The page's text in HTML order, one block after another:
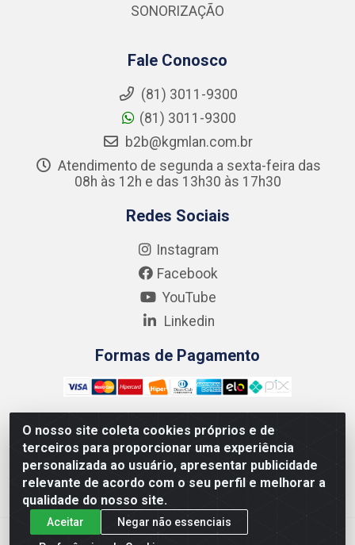
O nosso site coleta cookies próprios e de
terceiros para proporcionar uma experiência
personalizada ao usuário, apresentar publicidade
relevante de acordo com o seu perfil e melhorar a
qualidade do nosso site.
Aceitar
Negar não essenciais
SONORIZAÇÃO
Fale Conosco
(81) 3011-9300
(81) 3011-9300
b2b@kgmlan.com.br
Atendimento de segunda a sexta-feira das
08h às 12h e das 13h30 às 17h30
Redes Sociais
Instagram
Facebook
YouTube
Linkedin
Formas de Pagamento
Kgmlan Distribuidora LTDA - CNPJ 18.217.682/0001-54 -
Rua Pedro de Barros Cavalcante, 58 - Bultrins, Olinda/PE
- CEP 53320-110